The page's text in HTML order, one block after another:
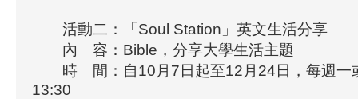
活動二：「Soul Station」英文生活分享
內 容：Bible，分享大學生活主題
時 間：自10月7日起至12月24日，每週一
13:30